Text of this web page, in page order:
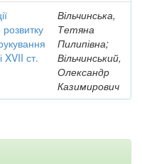
XVII ст.
Вільчинська,
Тетяна
Пилипівна;
Вільчинський,
Олександр
Казимирович